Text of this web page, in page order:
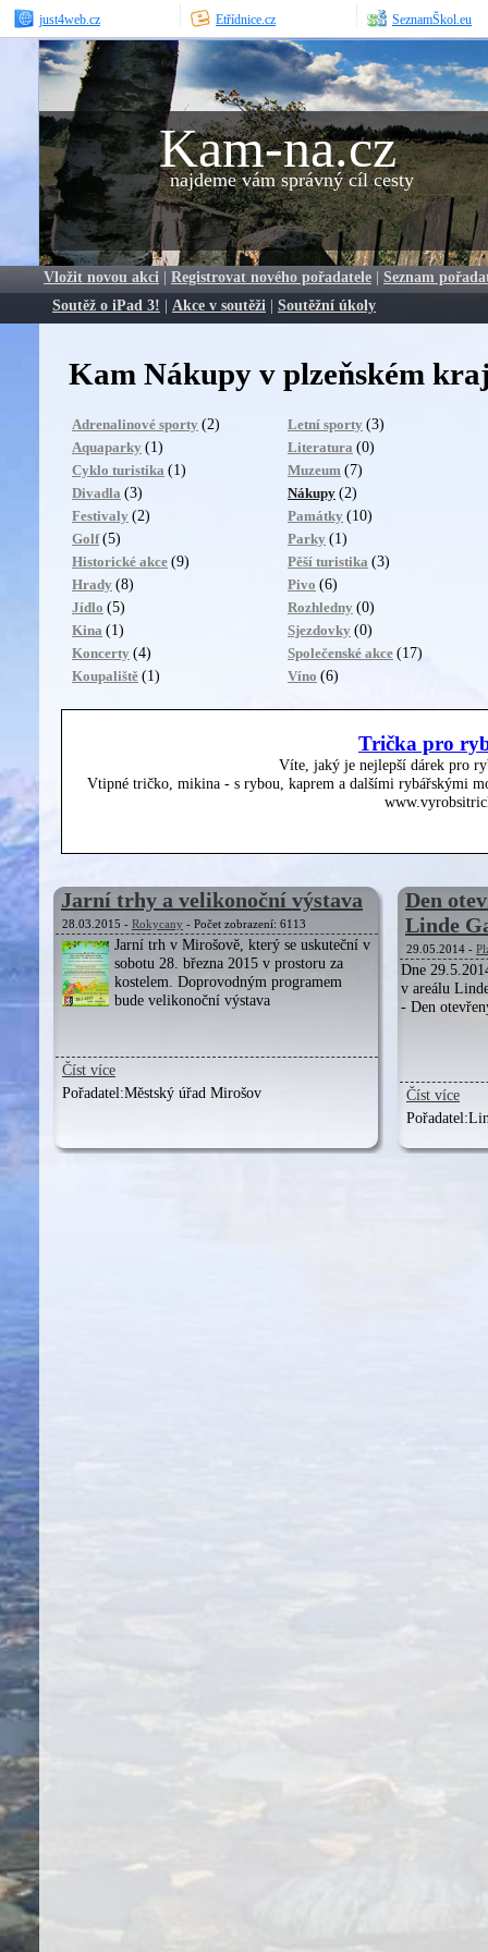
just4web.cz Etřídnice.cz SeznamŠkol.eu
Kam-na.cz
najdeme vám správný cíl cesty
Vložit novou akci | Registrovat nového pořadatele | Seznam
Soutěž o iPad 3! | Akce v soutěži | Soutěžní úkoly
Kam Nákupy v plzeňském
Adrenalinové sporty (2)
Aquaparky (1)
Cyklo turistika (1)
Divadla (3)
Festivaly (2)
Golf (5)
Historické akce (9)
Hrady (8)
Jídlo (5)
Kina (1)
Koncerty (4)
Koupaliště (1)
Letní sporty (3)
Literatura (0)
Muzeum (7)
Nákupy (2)
Památky (10)
Parky (1)
Pěší turistika (3)
Pivo (6)
Rozhledny (0)
Sjezdovky (0)
Společenské akce (17)
Víno (6)
Trička pro
Víte, jaký je nejlepší dárek pro
Vtipné tričko, mikina - s rybou, kaprem a dalšími rybářskými
Jarní trhy a velikonoční výstava
28.03.2015 - Rokycany - Počet zobrazení: 6113
Jarní trh v Mirošově, který se uskuteční v
sobotu 28. března 2015 v prostoru za
kostelem. Doprovodným programem
bude velikonoční výstava
Číst více
Pořadatel:Městský úřad Mirošov
Den
Linde
29.05.2014 -
Dne
v areálu
- Den
Číst více
Pořadatel: